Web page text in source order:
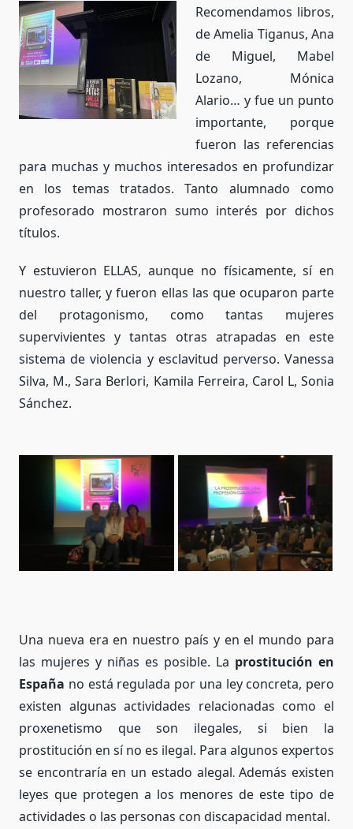
Recomendamos libros,
de Amelia Tiganus, Ana
de Miguel, Mabel
Lozano, Mónica
Alario… y fue un punto
importante, porque
fueron las referencias
para muchas y muchos interesados en profundizar
en los temas tratados. Tanto alumnado como
profesorado mostraron sumo interés por dichos
títulos.
Y estuvieron ELLAS, aunque no físicamente, sí en
nuestro taller, y fueron ellas las que ocuparon parte
del protagonismo, como tantas mujeres
supervivientes y tantas otras atrapadas en este
sistema de violencia y esclavitud perverso. Vanessa
Silva, M., Sara Berlori, Kamila Ferreira, Carol L, Sonia
Sánchez.
Una nueva era en nuestro país y en el mundo para
las mujeres y niñas es posible. La prostitución en
España no está regulada por una ley concreta, pero
existen algunas actividades relacionadas como el
proxenetismo que son ilegales, si bien la
prostitución en sí no es ilegal. Para algunos expertos
se encontraría en un estado alegal.Además existen
leyes que protegen a los menores de este tipo de
actividades o las personas con discapacidad mental.